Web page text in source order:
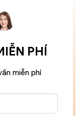
PHÍ
miễn phí